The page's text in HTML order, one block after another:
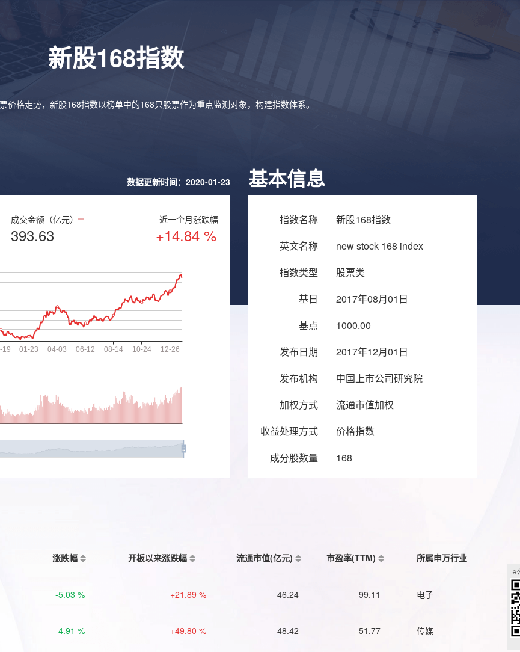
新股168指数
价格走势，新股168指数以榜单中的168只股票作为重点监测对象，构建指数体系。
数据更新时间：2020-01-23
成交金额（亿元）
393.63
近一个月涨跌幅
+14.84 %
基本信息
指数名称
新股168指数
英文名称
new stock 168 index
指数类型
股票类
基日
2017年08月01日
基点
1000.00
发布日期
2017年12月01日
发布机构
中国上市公司研究院
加权方式
流通市值加权
收益处理方式
价格指数
成分股数量
168
涨跌幅 开板以来涨跌幅 流通市值(亿元) 市盈率(TTM) 所属申万行业
-5.03 % +21.89 % 46.24 99.11 电子
-4.91 % +49.80 % 48.42 51.77 传媒